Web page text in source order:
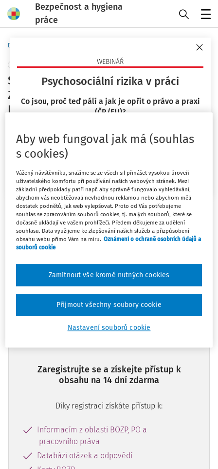
Bezpečnost a hygiena
práce
WEBINÁŘ
Psychosociální rizika v práci
Co jsou, proč teď pálí a jak je opřít o právo a praxi
(ČR/EU)?
Mgr. Lucie Kyselová
Chci více informací
Domů
+ PŘIDAT VLASTNÍ
Svařování a příbuzné procesy -
Zařízení pro plamenové svařování -
Bezpečnostní požadavky na tepelná
plamenovým svařováním
Česká agentura pro standardizaci
Zařízení pro plamenové svařování
- Bezpečnostní požadavk
Máte předplatné? Přihlaste se
Tento dokument je jen pro
Zaregistrujte se a získejte přístup k
obsahu na 14 dní zdarma
Díky registraci získáte přístup k:
Informacím z oblasti BOZP, PO a
pracovního práva
Databázi otázek a odpovědí
Aby web fungoval jak má (souhlas
s cookies)
Vážený návštěvníku, snažíme se ze všech sil přinášet vysokou úroveň
uživatelského komfortu při používání našich webových stránek. Mezi
základní předpoklady patří např. aby správně fungovalo vyhledávání,
abychom vás neobtěžovali nevhodnou reklamou nebo abychom měli
dostatek podnětů, jak web vylepšovat. Proto od Vás potřebujeme
souhlas se zpracováním souborů cookies, tj. malých souborů, které se
dočasně ukládají ve vašem prohlížeči. Předem děkujeme za udělení
souhlasu. Data využijeme ke zlepšování našich služeb a přizpůsobení
obsahu webu přímo Vám na míru. Oznámení o ochraně osobních údajů a
souborů cookie
Nastavení souborů cookie
Zamítnout vše kromě nutných cookies
Přijmout všechny soubory cookie